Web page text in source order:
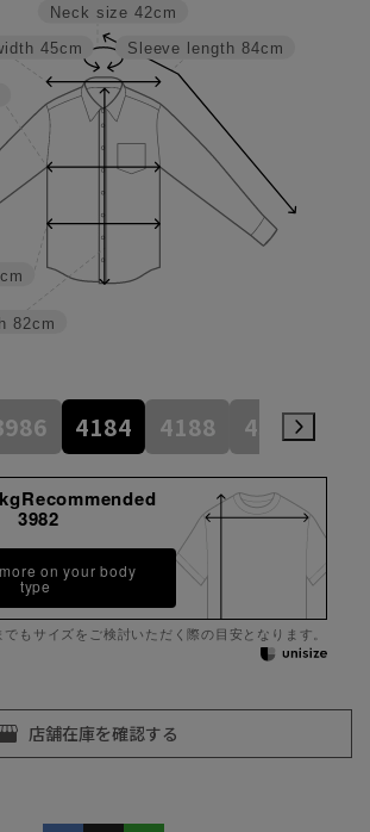
Sleeve length 84cm
Neck size 42cm
82cm
45cm
4184 4188 4386
3982
on your body
type
でもサイズをご検討いただく際の目安となります。